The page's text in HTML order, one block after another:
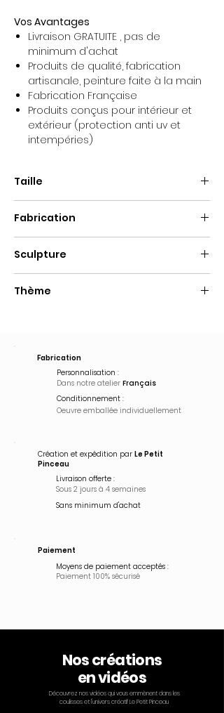
Vos Avantages
Livraison GRATUITE , pas de
minimum d'achat
Produits de qualité, fabrication
artisanale, peinture faite à la main
Fabrication Française
Produits conçus pour intérieur et
extérieur (protection anti uv et
intempéries)
Taille
Fabrication
Sculpture
Thème
Fabrication
Personnalisation :
Dans notre atelier Français
Conditionnement :
Oeuvre emballée individuellement
Création et expédition par Le Petit
Pinceau
Livraison offerte :
Sous 2 jours à 4 semaines
Sans minimum d'achat
Paiement
Moyens de paiement acceptés :
Paiement 100% sécurisé
Nos créations
en vidéos
Découvrez nos vidéos qui vous emmènent dans les
coulisses et l'univers créatif Le Petit Pinceau